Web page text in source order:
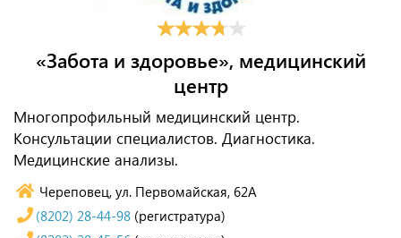
«Забота и здоровье», медицинский
центр
Многопрофильный медицинский центр.
Консультации специалистов. Диагностика.
Медицинские анализы.
Череповец, ул. Первомайская, 62А
(8202) 28-44-98 (регистратура)